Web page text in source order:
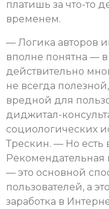
платишь за что-то
временем.
— Логика авторов
вполне понятна —
действительно
не всегда
вредной для
диджитал-
социологических
Трескин. — Но есть
Рекомендательная
— это основной
пользователей, а
заработка в